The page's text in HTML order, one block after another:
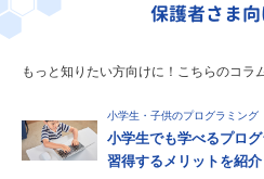
保護者さま
もっと知りたい方向けに！こちらのコラ
小学生・子供のプログラミング
小学生でも学べるプロ
習得するメリットを紹介